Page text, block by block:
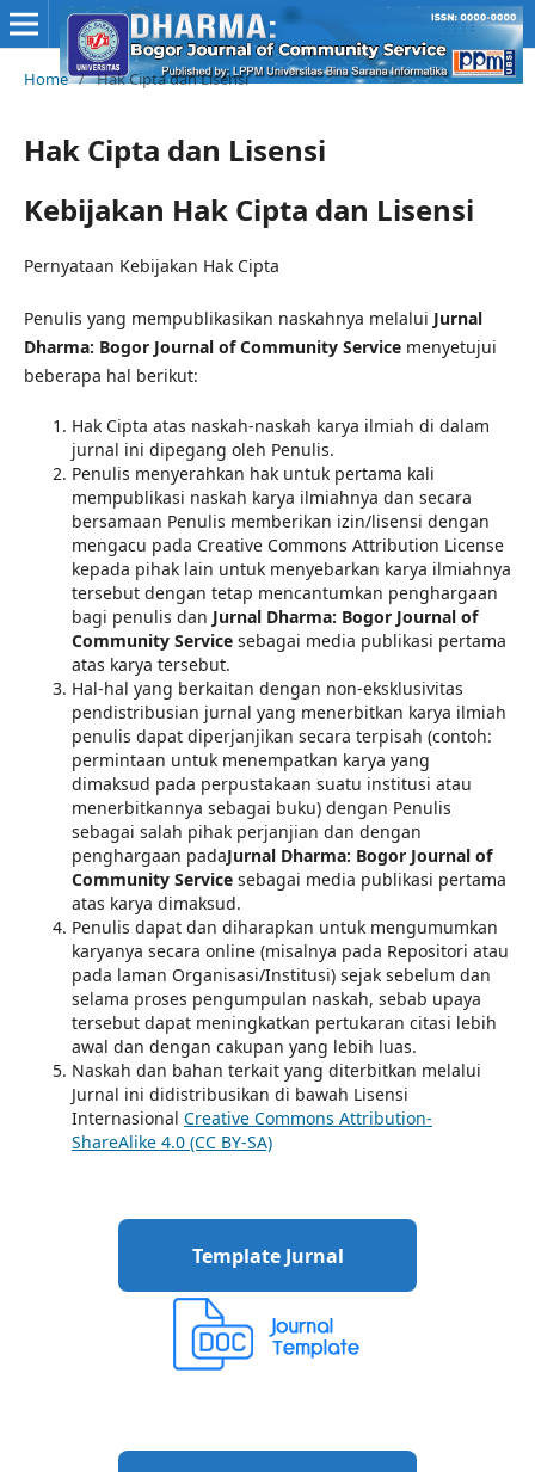
Home / Hak Cipta dan Lisensi
Hak Cipta dan Lisensi
Kebijakan Hak Cipta dan Lisensi
Pernyataan Kebijakan Hak Cipta
Penulis yang mempublikasikan naskahnya melalui Jurnal
Dharma: Bogor Journal of Community Servicemenyetujui
beberapa hal berikut:
Hak Cipta atas naskah-naskah karya ilmiah di dalam
jurnal ini dipegang oleh Penulis.
Penulis menyerahkan hak untuk pertama kali
mempublikasi naskah karya ilmiahnya dan secara
bersamaan Penulis memberikan izin/lisensi dengan
mengacu pada Creative Commons Attribution License
kepada pihak lain untuk menyebarkan karya ilmiahnya
tersebut dengan tetap mencantumkan penghargaan
bagi penulis dan Jurnal Dharma: Bogor Journal of
Community Servicesebagai media publikasi pertama
atas karya tersebut.
Hal-hal yang berkaitan dengan non-eksklusivitas
pendistribusian jurnal yang menerbitkan karya ilmiah
penulis dapat diperjanjikan secara terpisah (contoh:
permintaan untuk menempatkan karya yang
dimaksud pada perpustakaan suatu institusi atau
menerbitkannya sebagai buku) dengan Penulis
sebagai salah pihak perjanjian dan dengan
penghargaan padaJurnal Dharma: Bogor Journal of
Community Servicesebagai media publikasi pertama
atas karya dimaksud.
Penulis dapat dan diharapkan untuk mengumumkan
karyanya secara online (misalnya pada Repositori atau
pada laman Organisasi/Institusi) sejak sebelum dan
selama proses pengumpulan naskah, sebab upaya
tersebut dapat meningkatkan pertukaran citasi lebih
awal dan dengan cakupan yang lebih luas.
Naskah dan bahan terkait yang diterbitkan melalui
Jurnal ini didistribusikan di bawah Lisensi
Internasional Creative Commons Attribution-
ShareAlike 4.0 (CC BY-SA)
Template Jurnal